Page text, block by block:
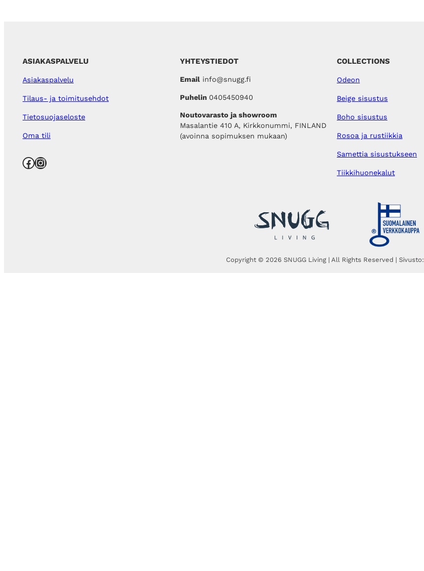
ASIAKASPALVELU
Asiakaspalvelu
Tilaus- ja toimitusehdot
Tietosuojaseloste
Oma tili
Facebook Instagram
YHTEYSTIEDOT
Emailinfo@snugg.fi
Puhelin 0405450940
Noutovarasto ja showroom
Masalantie 410 A, Kirkkonummi, FINLAND
(avoinna sopimuksen mukaan)
COLLECTIONS
Odeon
Beige sisustus
Boho sisustus
Rosoa ja rustiikkia
Samettia sisustukseen
Tiikkihuonekalut
Copyright © 2026 SNUGG Living | All Rights Reserved | Sivusto: